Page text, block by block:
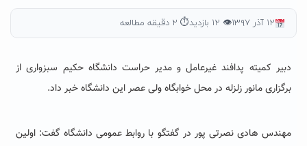
۱۲ آذر ۱۳۹۷ 👁 ۱۲ بازدید ⏱ ۲ دقیقه مطالعه
دبیر کمیته پدافند غیرعامل و مدیر حراست دانشگاه حکیم سبزواری از
برگزاری مانور زلزله در محل خوابگاه ولی عصر این دانشگاه خبر داد.
مهندس هادی نصرتی پور در گفتگو با روابط عمومی دانشگاه گفت: اولین